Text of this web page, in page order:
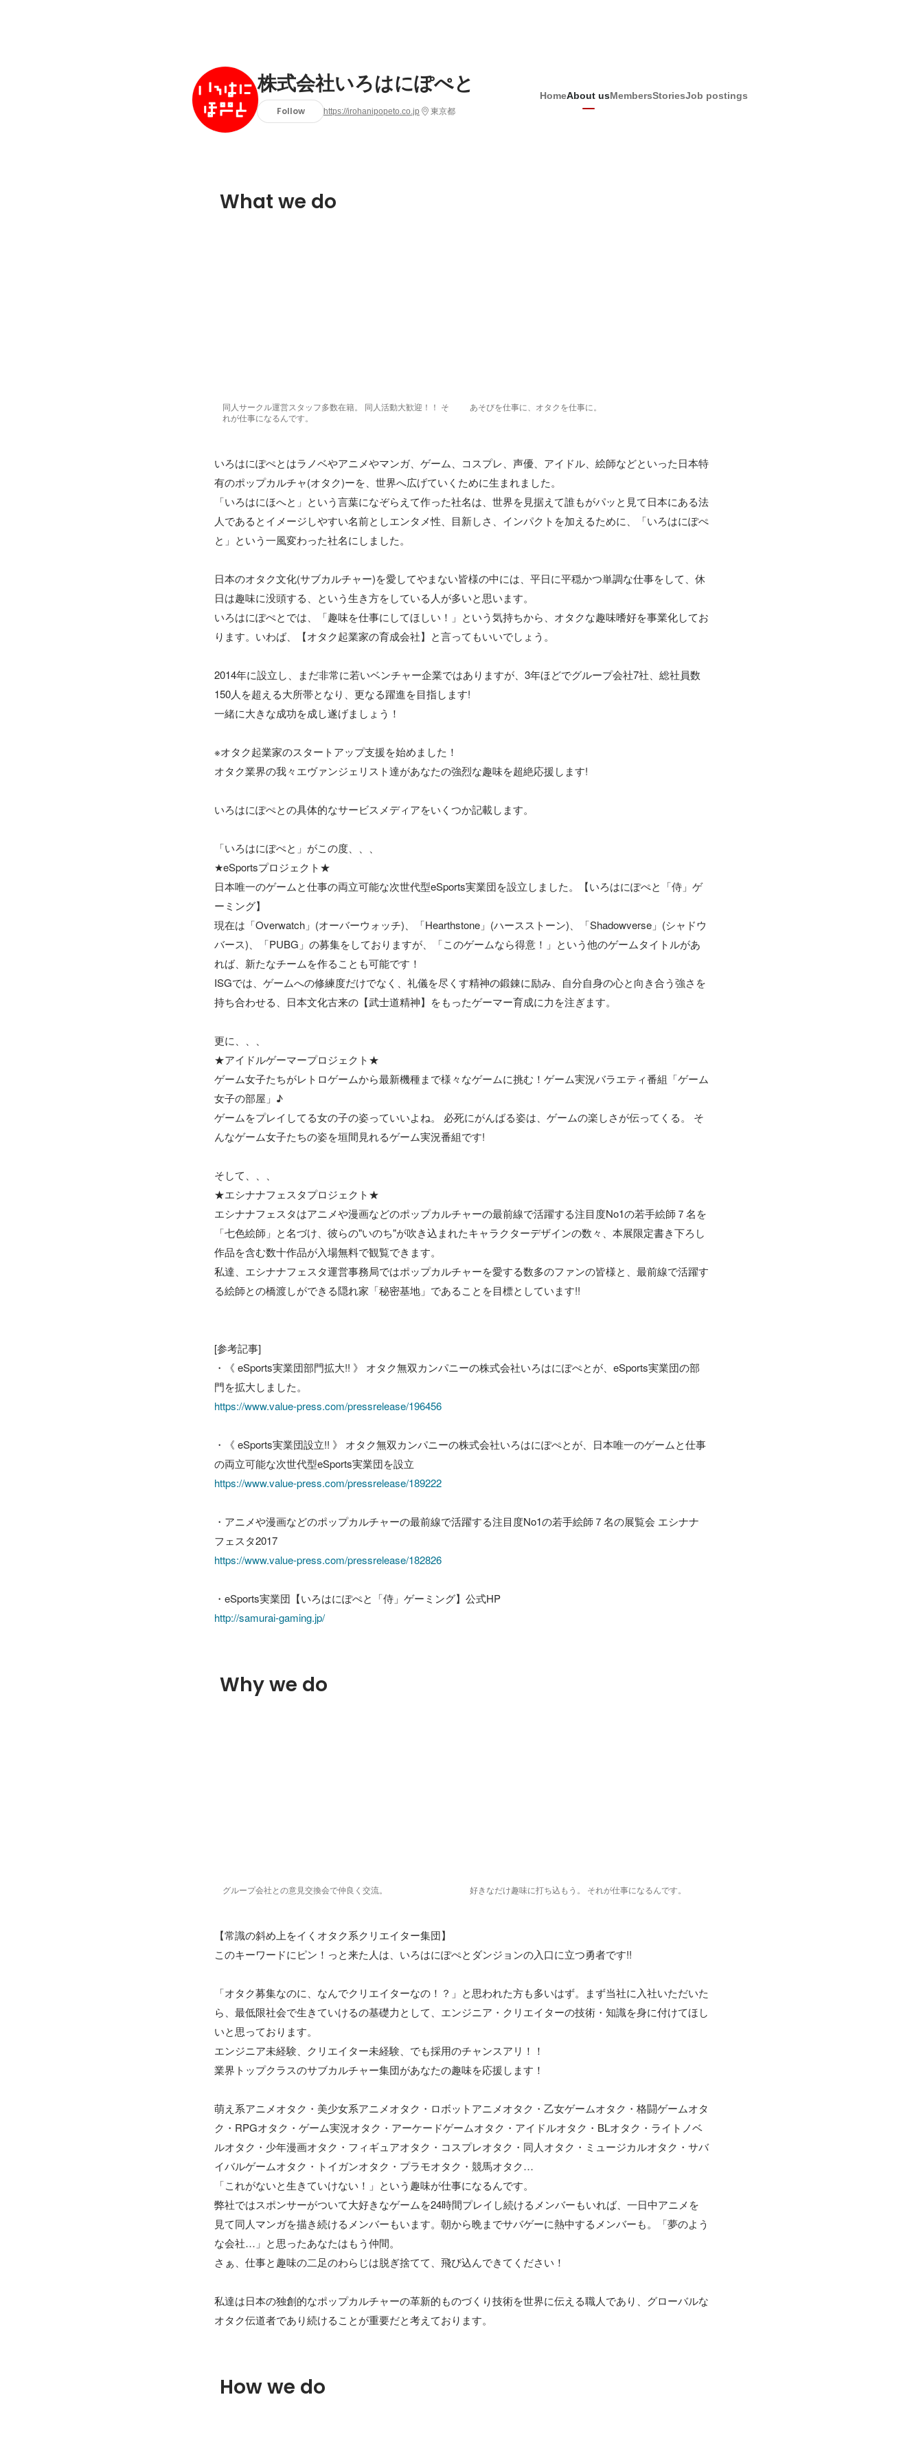
株式会社いろはにぽぺと
Follow https://irohanipopeto.co.jp 東京都
HomeAbout usMembersStoriesJob postings
What we do
同人サークル運営スタッフ多数在籍。 同人活動大歓迎！！ そ
れが仕事になるんです。
あそびを仕事に、オタクを仕事に。
いろはにぽぺとはラノベやアニメやマンガ、ゲーム、コスプレ、声優、アイドル、絵師などといった日本特
有のポップカルチャ(オタク)ーを、世界へ広げていくために生まれました。
「いろはにほへと」という言葉になぞらえて作った社名は、世界を見据えて誰もがパッと見て日本にある法
人であるとイメージしやすい名前としエンタメ性、目新しさ、インパクトを加えるために、「いろはにぽぺ
と」という一風変わった社名にしました。
日本のオタク文化(サブカルチャー)を愛してやまない皆様の中には、平日に平穏かつ単調な仕事をして、休
日は趣味に没頭する、という生き方をしている人が多いと思います。
いろはにぽぺとでは、「趣味を仕事にしてほしい！」という気持ちから、オタクな趣味嗜好を事業化してお
ります。いわば、【オタク起業家の育成会社】と言ってもいいでしょう。
2014年に設立し、まだ非常に若いベンチャー企業ではありますが、3年ほどでグループ会社7社、総社員数
150人を超える大所帯となり、更なる躍進を目指します!
一緒に大きな成功を成し遂げましょう！
※オタク起業家のスタートアップ支援を始めました！
オタク業界の我々エヴァンジェリスト達があなたの強烈な趣味を超絶応援します!
いろはにぽぺとの具体的なサービスメディアをいくつか記載します。
「いろはにぽぺと」がこの度、、、
★eSportsプロジェクト★
日本唯一のゲームと仕事の両立可能な次世代型eSports実業団を設立しました。【いろはにぽぺと「侍」ゲ
ーミング】
現在は「Overwatch」(オーバーウォッチ)、「Hearthstone」(ハースストーン)、「Shadowverse」(シャドウ
バース)、「PUBG」の募集をしておりますが、「このゲームなら得意！」という他のゲームタイトルがあ
れば、新たなチームを作ることも可能です！
ISGでは、ゲームへの修練度だけでなく、礼儀を尽くす精神の鍛錬に励み、自分自身の心と向き合う強さを
持ち合わせる、日本文化古来の【武士道精神】をもったゲーマー育成に力を注ぎます。
更に、、、
★アイドルゲーマープロジェクト★
ゲーム女子たちがレトロゲームから最新機種まで様々なゲームに挑む！ゲーム実況バラエティ番組「ゲーム
女子の部屋」♪
ゲームをプレイしてる女の子の姿っていいよね。 必死にがんばる姿は、ゲームの楽しさが伝ってくる。 そ
んなゲーム女子たちの姿を垣間見れるゲーム実況番組です!
そして、、、
★エシナナフェスタプロジェクト★
エシナナフェスタはアニメや漫画などのポップカルチャーの最前線で活躍する注目度No1の若手絵師７名を
「七色絵師」と名づけ、彼らの"いのち"が吹き込まれたキャラクターデザインの数々、本展限定書き下ろし
作品を含む数十作品が入場無料で観覧できます。
私達、エシナナフェスタ運営事務局ではポップカルチャーを愛する数多のファンの皆様と、最前線で活躍す
る絵師との橋渡しができる隠れ家「秘密基地」であることを目標としています!!
[参考記事]
・《 eSports実業団部門拡大!! 》 オタク無双カンパニーの株式会社いろはにぽぺとが、eSports実業団の部
https://www.value-press.com/pressrelease/196456
・《 eSports実業団設立!! 》 オタク無双カンパニーの株式会社いろはにぽぺとが、日本唯一のゲームと仕事
https://www.value-press.com/pressrelease/189222
・アニメや漫画などのポップカルチャーの最前線で活躍する注目度No1の若手絵師７名の展覧会 エシナナ
https://www.value-press.com/pressrelease/182826
http://samurai-gaming.jp/
Why we do
グループ会社との意見交換会で仲良く交流。 好きなだけ趣味に打ち込もう。 それが仕事になるんです。
【常識の斜め上をイくオタク系クリエイター集団】
このキーワードにピン！っと来た人は、いろはにぽぺとダンジョンの入口に立つ勇者です!!
「オタク募集なのに、なんでクリエイターなの！？」と思われた方も多いはず。まず当社に入社いただいた
ら、最低限社会で生きていけるの基礎力として、エンジニア・クリエイターの技術・知識を身に付けてほし
いと思っております。
エンジニア未経験、クリエイター未経験、でも採用のチャンスアリ！！
業界トップクラスのサブカルチャー集団があなたの趣味を応援します！
萌え系アニメオタク・美少女系アニメオタク・ロボットアニメオタク・乙女ゲームオタク・格闘ゲームオタ
ク・RPGオタク・ゲーム実況オタク・アーケードゲームオタク・アイドルオタク・BLオタク・ライトノベ
ルオタク・少年漫画オタク・フィギュアオタク・コスプレオタク・同人オタク・ミュージカルオタク・サバ
イバルゲームオタク・トイガンオタク・プラモオタク・競馬オタク…
「これがないと生きていけない！」という趣味が仕事になるんです。
弊社ではスポンサーがついて大好きなゲームを24時間プレイし続けるメンバーもいれば、一日中アニメを
見て同人マンガを描き続けるメンバーもいます。朝から晩までサバゲーに熱中するメンバーも。「夢のよう
な会社…」と思ったあなたはもう仲間。
さぁ、仕事と趣味の二足のわらじは脱ぎ捨てて、飛び込んできてください！
私達は日本の独創的なポップカルチャーの革新的ものづくり技術を世界に伝える職人であり、グローバルな
オタク伝道者であり続けることが重要だと考えております。
How we do